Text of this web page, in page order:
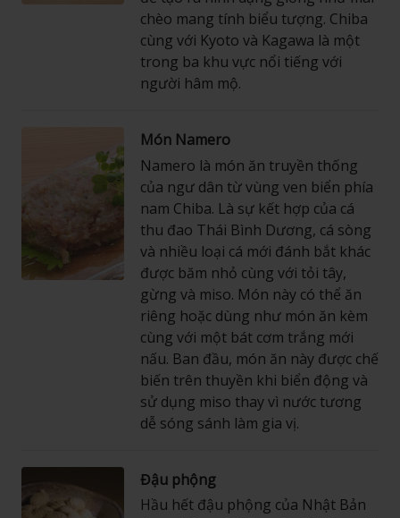
chèo mang tính biểu tượng. Chiba
cùng với Kyoto và Kagawa là một
trong ba khu vực nổi tiếng với
người hâm mộ.
Món Namero
Namero là món ăn truyền thống
của ngư dân từ vùng ven biển phía
nam Chiba. Là sự kết hợp của cá
thu đao Thái Bình Dương, cá sòng
và nhiều loại cá mới đánh bắt khác
được băm nhỏ cùng với tỏi tây,
gừng và miso. Món này có thể ăn
riêng hoặc dùng như món ăn kèm
cùng với một bát cơm trắng mới
nấu. Ban đầu, món ăn này được chế
biến trên thuyền khi biển động và
sử dụng miso thay vì nước tương
dễ sóng sánh làm gia vị.
Đậu phộng
Hầu hết đậu phộng của Nhật Bản